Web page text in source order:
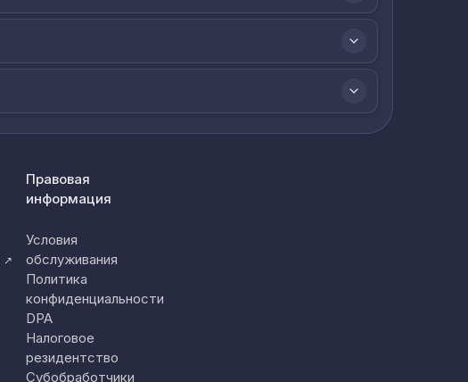
↗
Правовая
информация
Условия
обслуживания
Политика
конфиденциальности
DPA
Налоговое
резидентство
Субобработчики